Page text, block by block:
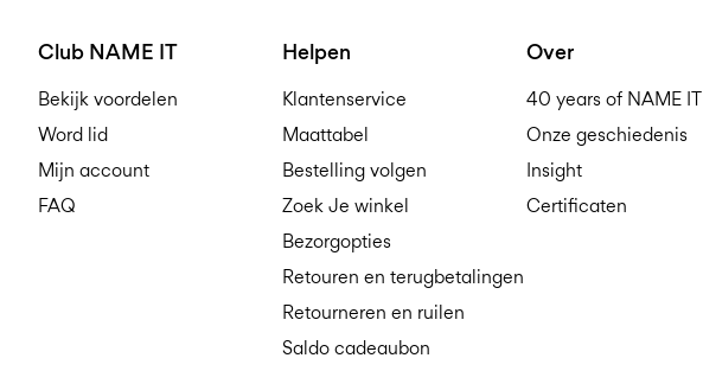
Club NAME IT
Bekijk voordelen
Word lid
Mijn account
FAQ
Helpen
Klantenservice
Maattabel
Bestelling volgen
Zoek Je winkel
Bezorgopties
Retouren en terugbetalingen
Retourneren en ruilen
Saldo cadeaubon
Over
40 years of NAME IT
Onze geschiedenis
Insight
Certificaten